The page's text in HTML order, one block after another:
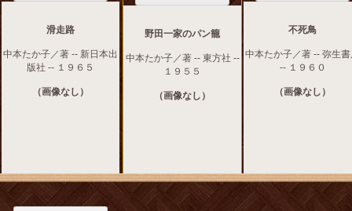
滑走路
中本たか子／著 -- 新日本出
版社 -- １９６５
（画像なし）
野田一家のパン籠
中本たか子／著 -- 東方社 --
１９５５
（画像なし）
不死鳥
中本たか子／著 -- 弥生
-- １９６０
（画像なし）